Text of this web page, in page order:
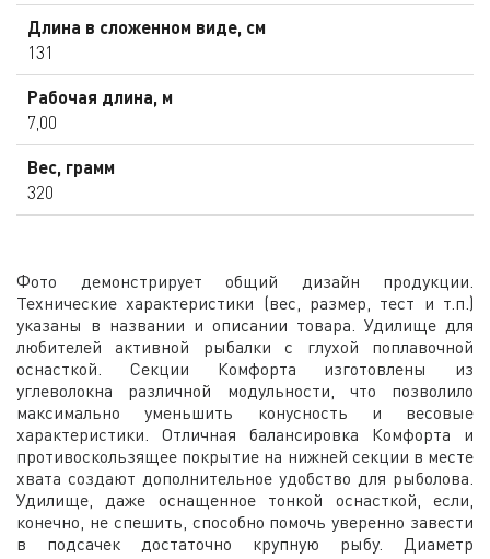
Длина в сложенном виде, см
131
Рабочая длина, м
7,00
Вес, грамм
320
Фото демонстрирует общий дизайн продукции.
Технические характеристики (вес, размер, тест и т.п.)
указаны в названии и описании товара. Удилище для
любителей активной рыбалки с глухой поплавочной
оснасткой. Секции Комфорта изготовлены из
углеволокна различной модульности, что позволило
максимально уменьшить конусность и весовые
характеристики. Отличная балансировка Комфорта и
противоскользящее покрытие на нижней секции в месте
хвата создают дополнительное удобство для рыболова.
Удилище, даже оснащенное тонкой оснасткой, если,
конечно, не спешить, способно помочь уверенно завести
в подсачек достаточно крупную рыбу. Диаметр